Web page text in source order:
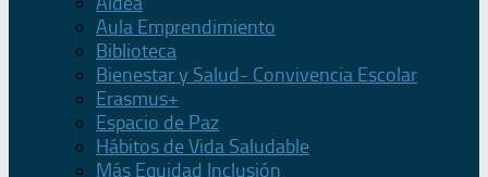
Aula Emprendimiento
Biblioteca
Bienestar y Salud- Convivencia Escolar
Erasmus+
Espacio de Paz
Hábitos de Vida Saludable
Más Equidad Inclusión